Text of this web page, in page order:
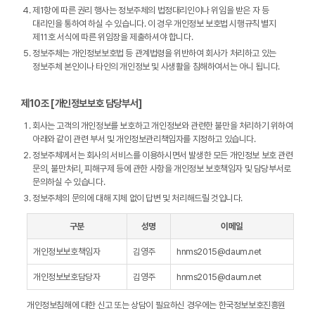
제1항에 따른 권리 행사는 정보주체의 법정대리인이나 위임을 받은 자 등
대리인을 통하여 하실 수 있습니다. 이 경우 개인정보 보호법 시행규칙 별지
제11호 서식에 따른 위임장을 제출하셔야 합니다.
정보주체는 개인정보보호법 등 관계법령을 위반하여 회사가 처리하고 있는
정보주체 본인이나 타인의 개인정보 및 사생활을 침해하여서는 아니 됩니다.
제10조 [개인정보보호 담당부서]
회사는 고객의 개인정보를 보호하고 개인정보와 관련한 불만을 처리하기 위하여
아래와 같이 관련 부서 및 개인정보관리책임자를 지정하고 있습니다.
정보주체께서는 회사의 서비스를 이용하시면서 발생한 모든 개인정보 보호 관련
문의, 불만처리, 피해구제 등에 관한 사항을 개인정보 보호책임자 및 담당부서로
문의하실 수 있습니다.
정보주체의 문의에 대해 지체 없이 답변 및 처리해드릴 것입니다.
구분 성명 이메일
개인정보보호책임자 김영주 hnms2015@daum.net
개인정보보호담당자 김영주 hnms2015@daum.net
개인정보침해에 대한 신고 또는 상담이 필요하신 경우에는 한국정보보호진흥원